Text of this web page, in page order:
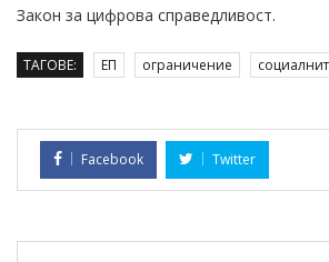
Закон за цифрова справедливост.
ТАГОВЕ: ЕП ограничение
Facebook Twitter